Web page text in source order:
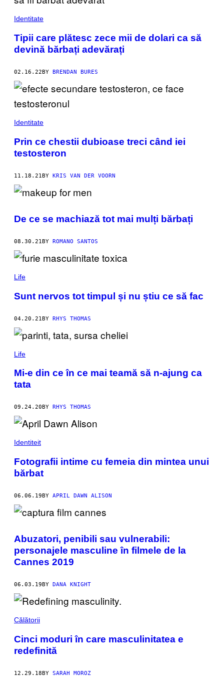
Identitate
Tipii care plătesc zece mii de dolari ca să
devină bărbați adevărați
02.16.22BY BRENDAN BURES
Identitate
Prin ce chestii dubioase treci când iei
testosteron
11.18.21BY KRIS VAN DER VOORN
De ce se machiază tot mai mulți bărbați
08.30.21 BY ROMANO SANTOS
Life
Sunt nervos tot timpul și nu știu ce să fac
04.20.21BY RHYS THOMAS
Life
Mi-e din ce în ce mai teamă să n-ajung ca
tata
09.24.20 BY RHYS THOMAS
Identiteit
Fotografii intime cu femeia din mintea unui
bărbat
06.06.19BY APRIL DAWN ALISON
Abuzatori, penibili sau vulnerabili:
personajele masculine în filmele de la
Cannes 2019
06.03.19 BY DANA KNIGHT
Călătorii
Cinci moduri în care masculinitatea e
redefinită
12.29.18BY SARAH MOROZ